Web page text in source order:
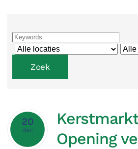
20
dec
Opening